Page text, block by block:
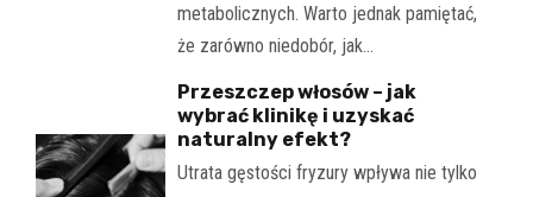
metabolicznych. Warto jednak pamiętać,
że zarówno niedobór, jak…
Przeszczep włosów – jak
wybrać klinikę i uzyskać
naturalny efekt?
Utrata gęstości fryzury wpływa nie tylko